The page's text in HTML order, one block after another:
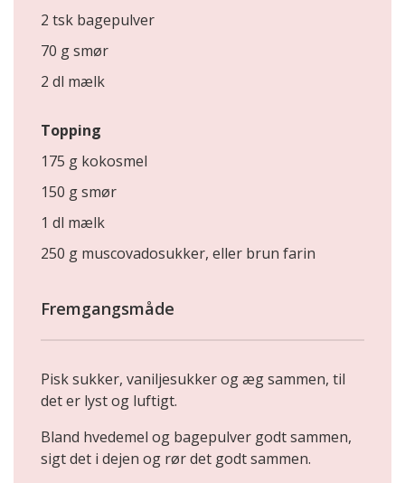
2 tsk bagepulver
70 g smør
2 dl mælk
Topping
175 g kokosmel
150 g smør
1 dl mælk
250 g muscovadosukker, eller brun farin
Fremgangsmåde
Pisk sukker, vaniljesukker og æg sammen, til
det er lyst og luftigt.
Bland hvedemel og bagepulver godt sammen,
sigt det i dejen og rør det godt sammen.